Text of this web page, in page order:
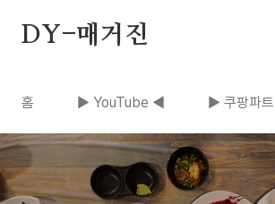
DY-매거진
홈 ▶ YouTube ◀ ▶ 쿠팡파